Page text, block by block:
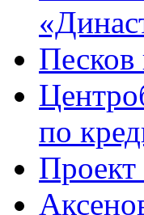
Песков
по
Проект